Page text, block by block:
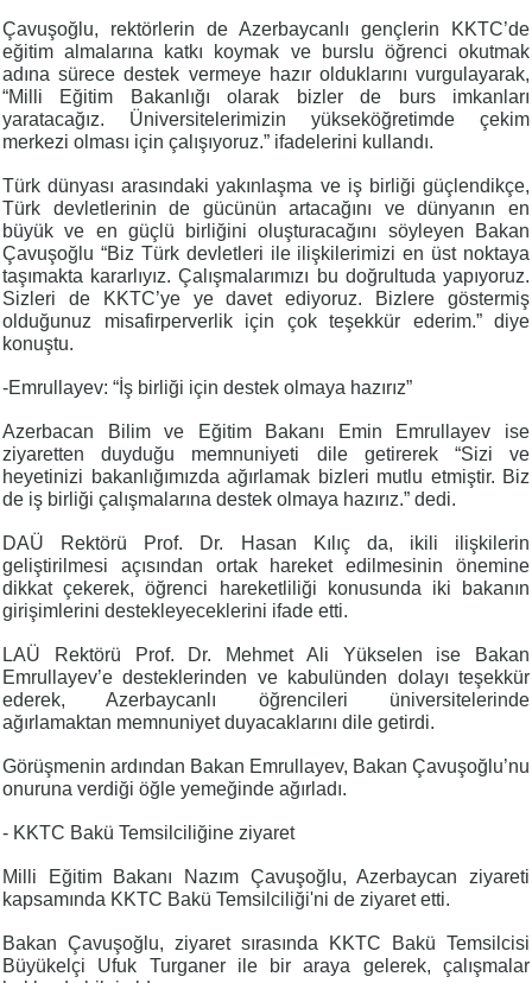
Çavuşoğlu, rektörlerin de Azerbaycanlı gençlerin KKTC’de
eğitim almalarına katkı koymak ve burslu öğrenci okutmak
adına sürece destek vermeye hazır olduklarını vurgulayarak,
“Milli Eğitim Bakanlığı olarak bizler de burs imkanları
yaratacağız. Üniversitelerimizin yükseköğretimde çekim
merkezi olması için çalışıyoruz.” ifadelerini kullandı.
Türk dünyası arasındaki yakınlaşma ve iş birliği güçlendikçe,
Türk devletlerinin de gücünün artacağını ve dünyanın en
büyük ve en güçlü birliğini oluşturacağını söyleyen Bakan
Çavuşoğlu “Biz Türk devletleri ile ilişkilerimizi en üst noktaya
taşımakta kararlıyız. Çalışmalarımızı bu doğrultuda yapıyoruz.
Sizleri de KKTC’ye ye davet ediyoruz. Bizlere göstermiş
olduğunuz misafirperverlik için çok teşekkür ederim.” diye
konuştu.
-Emrullayev: “İş birliği için destek olmaya hazırız”
Azerbacan Bilim ve Eğitim Bakanı Emin Emrullayev ise
ziyaretten duyduğu memnuniyeti dile getirerek “Sizi ve
heyetinizi bakanlığımızda ağırlamak bizleri mutlu etmiştir. Biz
de iş birliği çalışmalarına destek olmaya hazırız.” dedi.
DAÜ Rektörü Prof. Dr. Hasan Kılıç da, ikili ilişkilerin
geliştirilmesi açısından ortak hareket edilmesinin önemine
dikkat çekerek, öğrenci hareketliliği konusunda iki bakanın
girişimlerini destekleyeceklerini ifade etti.
LAÜ Rektörü Prof. Dr. Mehmet Ali Yükselen ise Bakan
Emrullayev’e desteklerinden ve kabulünden dolayı teşekkür
ederek, Azerbaycanlı öğrencileri üniversitelerinde
ağırlamaktan memnuniyet duyacaklarını dile getirdi.
Görüşmenin ardından Bakan Emrullayev, Bakan Çavuşoğlu’nu
onuruna verdiği öğle yemeğinde ağırladı.
- KKTC Bakü Temsilciliğine ziyaret
Milli Eğitim Bakanı Nazım Çavuşoğlu, Azerbaycan ziyareti
kapsamında KKTC Bakü Temsilciliği'ni de ziyaret etti.
Bakan Çavuşoğlu, ziyaret sırasında KKTC Bakü Temsilcisi
Büyükelçi Ufuk Turganer ile bir araya gelerek, çalışmalar